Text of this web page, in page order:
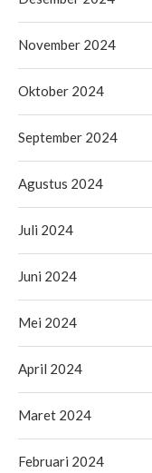
November 2024
Oktober 2024
September 2024
Agustus 2024
Juli 2024
Juni 2024
Mei 2024
April 2024
Maret 2024
Februari 2024